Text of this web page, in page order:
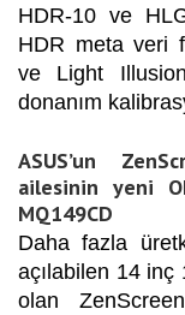
HDR-10 ve
HDR meta veri
ve Light
donanım
ASUS’un
ailesinin yeni
MQ149CD
Daha fazla
açılabilen 14
olan